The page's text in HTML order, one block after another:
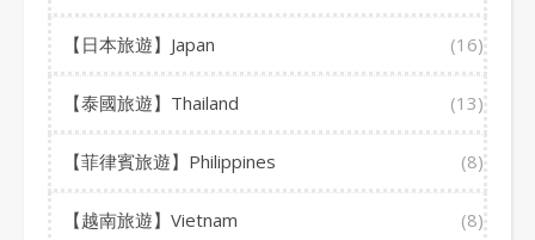
【日本旅遊】Japan (16)
【泰國旅遊】Thailand (13)
【菲律賓旅遊】Philippines (8)
【越南旅遊】Vietnam (8)